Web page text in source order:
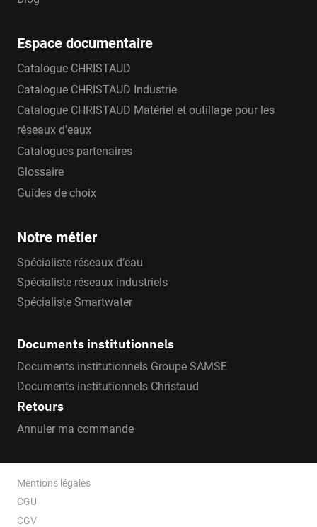
Espace documentaire
Catalogue CHRISTAUD
Catalogue CHRISTAUD Industrie
Catalogue CHRISTAUD Matériel et outillage pour les
réseaux d'eaux
Catalogues partenaires
Glossaire
Guides de choix
Notre métier
Spécialiste réseaux d’eau
Spécialiste réseaux industriels
Spécialiste Smartwater
Documents institutionnels
Documents institutionnels Groupe SAMSE
Documents institutionnels Christaud
Retours
Annuler ma commande
Mentions légales
CGU
CGV